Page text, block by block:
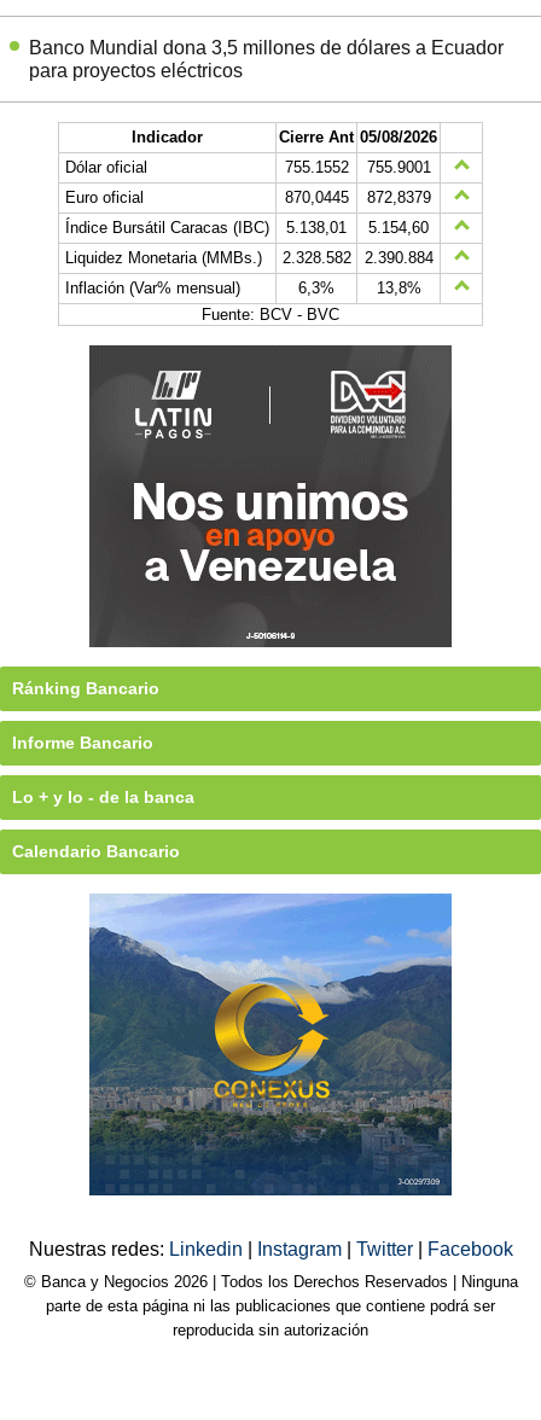
Banco Mundial dona 3,5 millones de dólares a Ecuador
para proyectos eléctricos
Indicador Cierre Ant 05/08/2026
Dólar oficial
755.1552
755.9001
Euro oficial
870,0445
872,8379
Índice Bursátil Caracas (IBC)
5.138,01
5.154,60
Liquidez Monetaria (MMBs.)
2.328.582
2.390.884
Inflación (Var% mensual)
6,3%
13,8%
Fuente: BCV - BVC
Ránking Bancario
Informe Bancario
Lo + y lo - de la banca
Calendario Bancario
Nuestras redes: Linkedin Instagram Twitter Facebook
© Banca y Negocios 2026 | Todos los Derechos Reservados | Ninguna
parte de esta página ni las publicaciones que contiene podrá ser
reproducida sin autorización